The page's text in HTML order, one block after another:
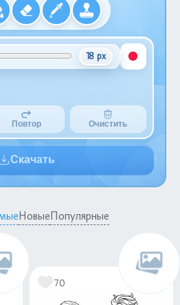
18 px
Повтор Очистить
Скачать
НовыеПопулярные
70